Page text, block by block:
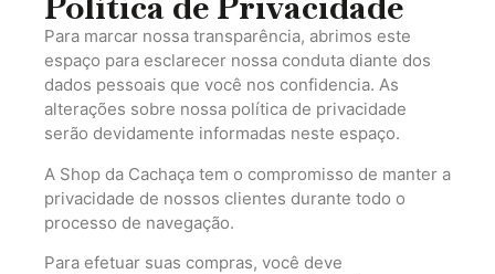
Para marcar nossa transparência, abrimos este
espaço para esclarecer nossa conduta diante dos
dados pessoais que você nos confidencia. As
alterações sobre nossa política de privacidade
serão devidamente informadas neste espaço.
A Shop da Cachaça tem o compromisso de manter a
privacidade de nossos clientes durante todo o
processo de navegação.
Para efetuar suas compras, você deve